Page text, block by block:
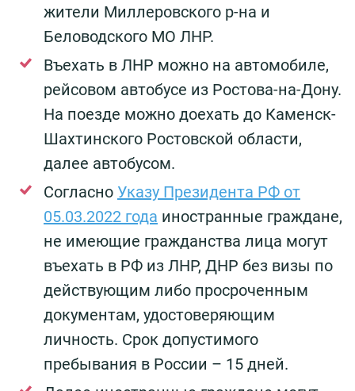
жители Миллеровского р-на и
Беловодского МО ЛНР.
Въехать в ЛНР можно на автомобиле,
рейсовом автобусе из Ростова-на-Дону.
На поезде можно доехать до Каменск-
Шахтинского Ростовской области,
далее автобусом.
Согласно Указу Президента РФ от
05.03.2022 года иностранные граждане,
не имеющие гражданства лица могут
въехать в РФ из ЛНР, ДНР без визы по
действующим либо просроченным
документам, удостоверяющим
личность. Срок допустимого
пребывания в России – 15 дней.